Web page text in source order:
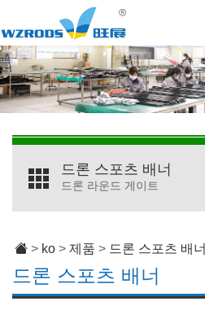
드론 스포츠 배너
> ko > 제품 > 드론 스포츠 배너
드론 스포츠 배너
드론 라운드 게이트